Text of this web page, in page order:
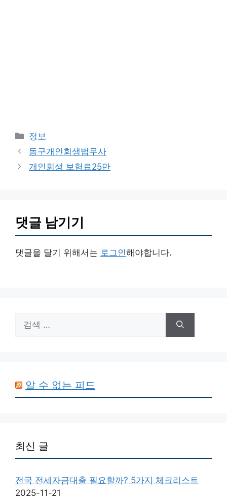
카
테
리
정보
동구개인회생법무사
개인회생 보험료25만
댓글 남기기
댓글을 달기 위해서는 로그인해야합니다.
색:
알 수 없는 피드
최신 글
전국 전세자금대출 필요할까? 5가지 체크리스트
2025-11-21